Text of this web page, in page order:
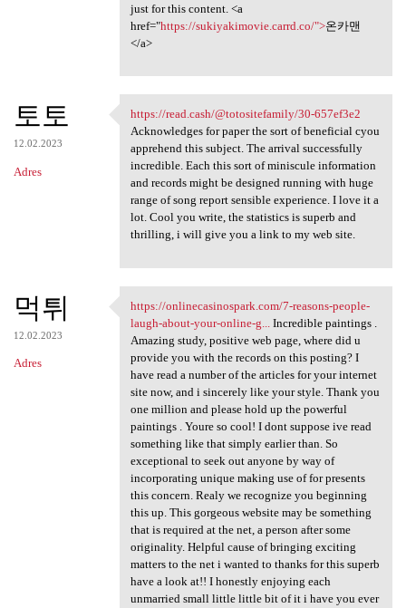
just for this content. <a
href="https://sukiyakimovie.carrd.co/">온카맨
</a>
토토
12.02.2023
Adres
https://read.cash/
https://read.cash/@totositefamily/30-657ef3e2
Acknowledges for paper the sort of beneficial cyou
apprehend this subject. The arrival successfully
incredible. Each this sort of miniscule information
and records might be designed running with huge
range of song report sensible experience. I love it a
lot. Cool you write, the statistics is superb and
thrilling, i will give you a link to my web site.
먹튀
12.02.2023
Adres
https://onlinecasinospark.com
https://onlinecasinospark.com/7-reasons-people-
laugh-about-your-online-g...Incredible paintings .
Amazing study, positive web page, where did u
provide you with the records on this posting? I
have read a number of the articles for your internet
site now, and i sincerely like your style. Thank you
one million and please hold up the powerful
paintings . Youre so cool! I dont suppose ive read
something like that simply earlier than. So
exceptional to seek out anyone by way of
incorporating unique making use of for presents
this concern. Realy we recognize you beginning
this up. This gorgeous website may be something
that is required at the net, a person after some
originality. Helpful cause of bringing exciting
matters to the net i wanted to thanks for this superb
have a look at!! I honestly enjoying each
unmarried small little little bit of it i have you ever